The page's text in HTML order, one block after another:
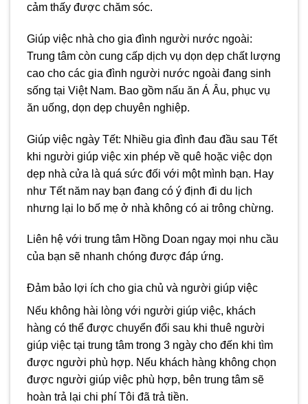
cảm thấy được chăm sóc.
Giúp việc nhà cho gia đình người nước ngoài:
Trung tâm còn cung cấp dịch vụ dọn dẹp chất lượng
cao cho các gia đình người nước ngoài đang sinh
sống tại Việt Nam. Bao gồm nấu ăn Á Âu, phục vụ
ăn uống, dọn dẹp chuyên nghiệp.
Giúp việc ngày Tết: Nhiều gia đình đau đầu sau Tết
khi người giúp việc xin phép về quê hoặc việc dọn
dẹp nhà cửa là quá sức đối với một mình bạn. Hay
như Tết năm nay bạn đang có ý định đi du lịch
nhưng lại lo bố mẹ ở nhà không có ai trông chừng.
Liên hệ với trung tâm Hồng Doan ngay mọi nhu cầu
của bạn sẽ nhanh chóng được đáp ứng.
Đảm bảo lợi ích cho gia chủ và người giúp việc
Nếu không hài lòng với người giúp việc, khách
hàng có thể được chuyển đổi sau khi thuê người
giúp việc tại trung tâm trong 3 ngày cho đến khi tìm
được người phù hợp. Nếu khách hàng không chọn
được người giúp việc phù hợp, bên trung tâm sẽ
hoàn trả lại chi phí Tôi đã trả tiền.